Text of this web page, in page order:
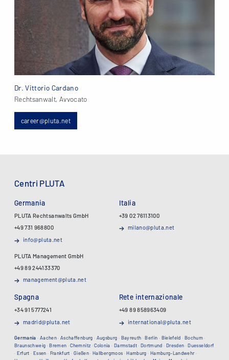
Dr. Vittorio Cardano
Rechtsanwalt, Avvocato
career@pluta.net
Centri PLUTA
Germania
PLUTA Rechtsanwalts GmbH
+49 731 968800
info@pluta.net
PLUTA Management GmbH
+49 89 244133370
management@pluta.net
Italia
+39 02 76113100
milano@pluta.net
Spagna
+34 91 5777241
madrid@pluta.net
Rete internazionale
+49 89 858963409
international@pluta.net
Germania · Aachen·Aschaffenburg · Augsburg · Bayreuth ·Berlin · Bielefeld · Bochum·
Braunschweig ·Bremen ·Chemnitz ·Colonia · Darmstadt·Dortmund · Dresden ·Duesseldorf
· Erfurt · Essen · Frankfurt · Gießen·Hallbergmoos ·Hamburg · Hamburg-Landwehr·